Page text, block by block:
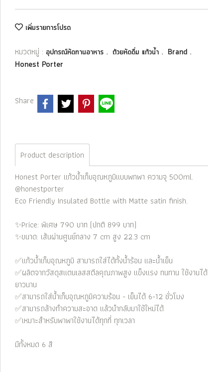
เพิ่มรายการโปรด
หมวดหมู่ : อุปกรณ์หัดทานอาหาร , ถ้วยหัดดื่ม แก้วน้ำ , Brand ,
Honest Porter
Share
Product description
Honest Porter แก้วน้ำเก็บอุณหภูมิแบบพกพา ความจุ 500ml.
@honestporter
Eco Friendly Insulated Bottle with Matte satin finish.
✨Price: พิเศษ 790 บาท (ปกติ 899 บาท)
✨ขนาด: เส้นผ่านศูนย์กลาง 7 cm สูง 22.3 cm
✅แก้วน้ำเก็บอุณหภูมิ สามารถใส่ได้ทั้งน้ำร้อน และน้ำเย็น
✅ผลิตจากวัสดุสแตนเลสสตีลคุณภาพสูง แข็งแรง ทนทาน ใช้งานได้
ยาวนาน
✅สามารถใส่น้ำเก็บอุณหภูมิความร้อน - เย็นได้ 6-12 ชั่วโมง
✅สามารถล้างทำความสะอาด แล้วนำกลับมาใช้ใหม่ได้
✅เหมาะสำหรับพาพาใช้งานได้ทุกที่ ทุกเวลา
มีทั้งหมด 6 สี